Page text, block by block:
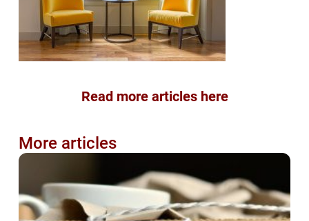
Read more articles here
More articles